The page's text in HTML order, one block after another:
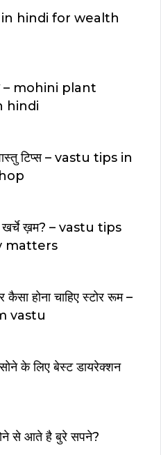
hindi for wealth
– mohini plant
hindi
टिप्स – vastu tips in
ख़म? – vastu tips
matters
होना चाहिए स्टोर रूम –
vastu
के लिए बेस्ट डायरेक्शन
से आते है बुरे सपने?